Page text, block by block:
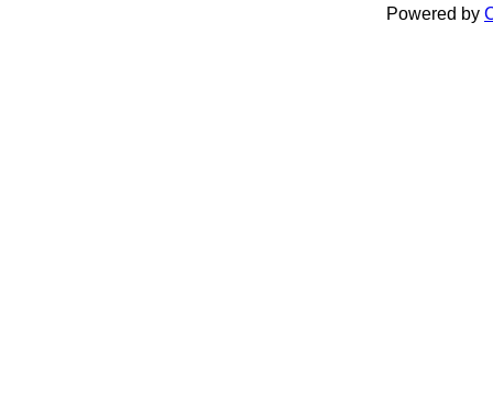
Powered by